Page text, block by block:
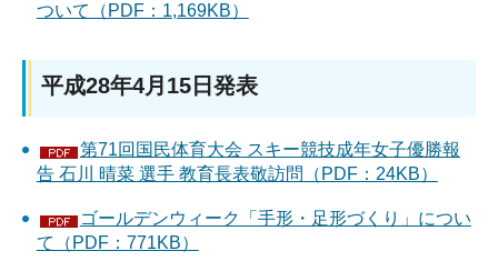
ついて（PDF：1,169KB）
平成28年4月15日発表
第71回国民体育大会 スキー競技成年女子優勝報
告 石川 晴菜 選手 教育長表敬訪問（PDF：24KB）
ゴールデンウィーク「手形・足形づくり」につい
て（PDF：771KB）